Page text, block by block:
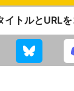
イトルとURL